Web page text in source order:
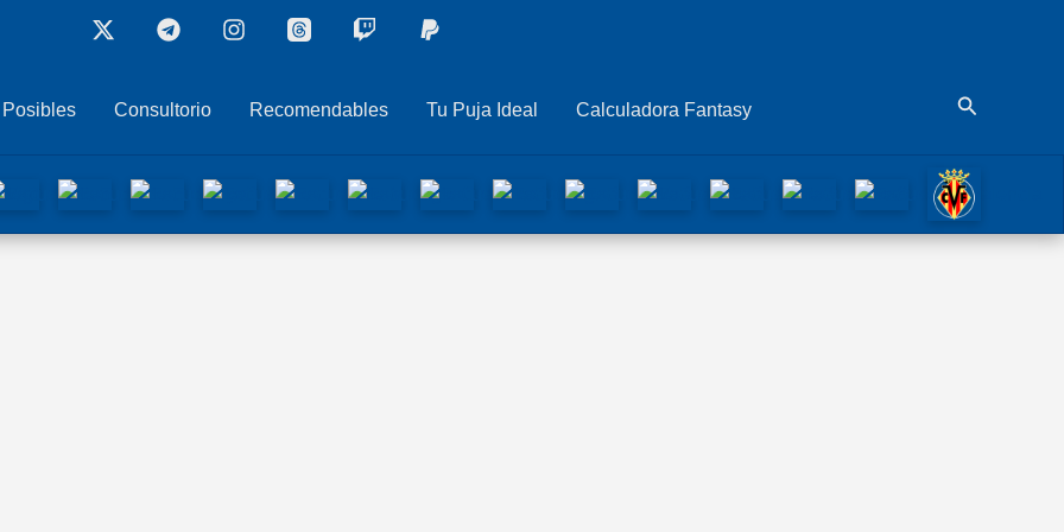
Consultorio Recomendables Tu Puja Ideal Calculadora Fantasy Buscar